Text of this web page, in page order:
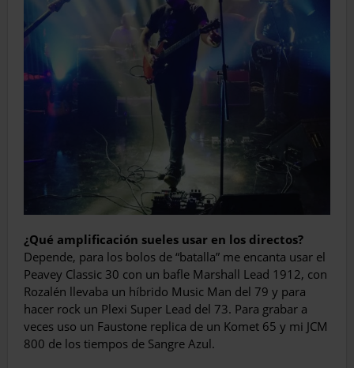
¿Qué amplificación sueles usar en los directos?
Depende, para los bolos de “batalla” me encanta usar el
Peavey Classic 30 con un bafle Marshall Lead 1912, con
Rozalén llevaba un híbrido Music Man del 79 y para
hacer rock un Plexi Super Lead del 73. Para grabar a
veces uso un Faustone replica de un Komet 65 y mi JCM
800 de los tiempos de Sangre Azul.